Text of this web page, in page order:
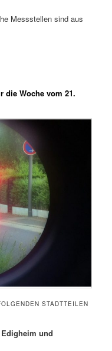
Messstellen sind aus
die Woche vom 21.
STADTTEILEN
und